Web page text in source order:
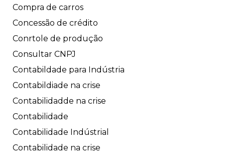
Compra de carros
Concessão de crédito
Conrtole de produção
Consultar CNPJ
Contabildade para Indústria
Contabildiade na crise
Contabilidadde na crise
Contabilidade
Contabilidade Indústrial
Contabilidade na crise